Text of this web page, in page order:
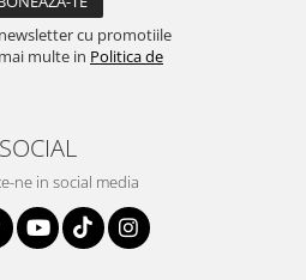
cu promotiile
multe in Politica de
SOCIAL
ne in social media